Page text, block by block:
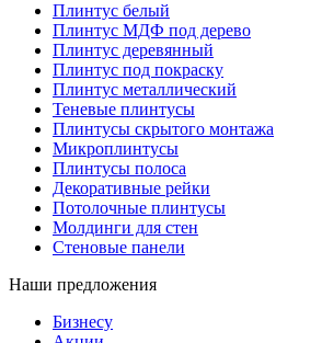
Плинтус белый
Плинтус МДФ под дерево
Плинтус деревянный
Плинтус под покраску
Плинтус металлический
Теневые плинтусы
Плинтусы скрытого монтажа
Микроплинтусы
Плинтусы полоса
Декоративные рейки
Потолочные плинтусы
Молдинги для стен
Стеновые панели
Наши предложения
Бизнесу